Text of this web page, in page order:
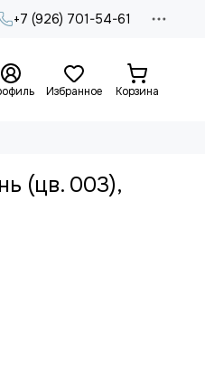
+7 (926) 701-54-61
Избранное Корзина
(цв. 003),